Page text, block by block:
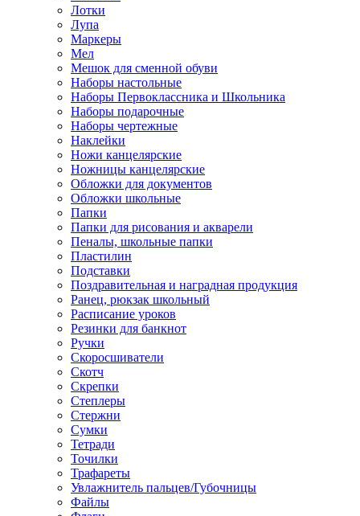
Лотки
Лупа
Маркеры
Мел
Мешок для сменной обуви
Наборы настольные
Наборы Первоклассника и Школьника
Наборы подарочные
Наборы чертежные
Наклейки
Ножи канцелярские
Ножницы канцелярские
Обложки для документов
Обложки школьные
Папки
Папки для рисования и акварели
Пеналы, школьные папки
Пластилин
Подставки
Поздравительная и наградная продукция
Ранец, рюкзак школьный
Расписание уроков
Резинки для банкнот
Ручки
Скоросшиватели
Скотч
Скрепки
Степлеры
Стержни
Сумки
Тетради
Точилки
Трафареты
Увлажнитель пальцев/Губочницы
Файлы